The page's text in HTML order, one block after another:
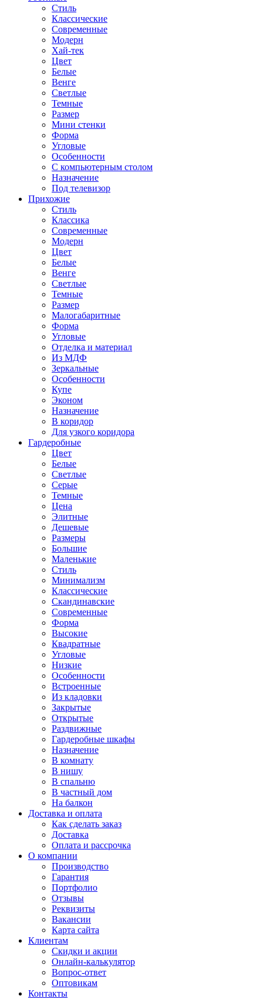
Стиль
Классические
Современные
Модерн
Хай-тек
Цвет
Белые
Венге
Светлые
Темные
Размер
Мини стенки
Форма
Угловые
Особенности
С компьютерным столом
Назначение
Под телевизор
Прихожие
Стиль
Классика
Современные
Модерн
Цвет
Белые
Венге
Светлые
Темные
Размер
Малогабаритные
Форма
Угловые
Отделка и материал
Из МДФ
Зеркальные
Особенности
Купе
Эконом
Назначение
В коридор
Для узкого коридора
Гардеробные
Цвет
Белые
Светлые
Серые
Темные
Цена
Элитные
Дешевые
Размеры
Большие
Маленькие
Стиль
Минимализм
Классические
Скандинавские
Современные
Форма
Высокие
Квадратные
Угловые
Низкие
Особенности
Встроенные
Из кладовки
Закрытые
Открытые
Раздвижные
Гардеробные шкафы
Назначение
В комнату
В нишу
В спальню
В частный дом
На балкон
Доставка и оплата
Как сделать заказ
Доставка
Оплата и рассрочка
О компании
Производство
Гарантия
Портфолио
Отзывы
Реквизиты
Вакансии
Карта сайта
Клиентам
Скидки и акции
Онлайн-калькулятор
Вопрос-ответ
Оптовикам
Контакты